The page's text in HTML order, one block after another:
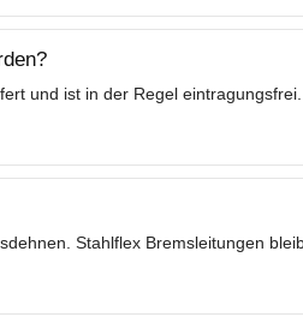
und ist in der Regel
Stahlflex Bremsleitungen